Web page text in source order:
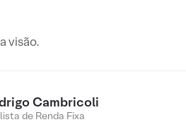
visão.
Cambricoli
de Renda Fixa